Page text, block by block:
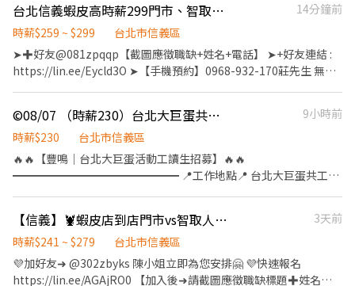
忠孝 - 智取店 忠孝東路五段 信義象山 - 智取店 信義路六段 信義吳興
二 - 智取店 吳興街 HD智取店 免跑點 早班 : 09:00-13:00 時薪 251 午
取店 永吉路357號1樓 ----------------------------------------------
---------------- 有人店 工作內容 處理包裹送收件 搬運✨點貨✨理貨
✨上下架 門市接待✨收銀 店面清潔維護 早班 11:00-17:30 時薪241
晚班 16:15-22:45 時薪241 午班 15:00-19:00 時薪241 假日 11:00-
22:45 時薪241 (停招) 信義虎林店 虎林街 信義吳興店 吳興街 -------
------------------------------------------------------- 勞保 健保 團
保 勞退6% ✨ 溫馨大家庭 歡迎你的加入✨ 快速處理 ✨ 🆔 93_chi501
電話：0983-332-312 小檸 電話可直接搜尋加好友 留下姓名電話 截
圖詢問我唷✨
理包裹櫃位上下架 搬運✨點貨✨理貨✨整理 店面清潔維護 07:00-
13:30(彈性到班5小時) 時薪 259 17:30-22:30(彈性到班5小時) 時薪
279 夜班 23:30-03:30 時薪299 假日早 07:00-12:00 時薪 259 假日晚
17:30-23:30 時薪 279 需支援鄰近店面跑點，跑點距離<10Km "台
北中山" 中山實踐 台北市中山區大直街56號1樓 中山晴光 台北市中
農安街166號1樓 中山長春 台北市中山區長春路197號1樓 中山朱崙
台北市中山區龍江路50之2號1樓 中山中吉 台北市中山區長春路130
15:00-19:0 時薪 251 晚班 : 18:00-22:0 時薪 271 新中山朱馥 - 智取
------ 有人店 工作內容 處理包裹送收件 搬運✨點貨✨理貨✨上下架
門市接待✨收銀 店面清潔維護 早班 11:00-17:30 時薪241 晚班
22:45 時薪241 (停招) 中山龍江店 龍江路 中山林森店 林森北路 中山
長安店 長安東路二段 中山吉林店 吉林路 ---------------------------
----------------------------------- 電話：0983-332-312 小檸 電話
台北信義蝦皮高時薪299門市、智取店人員/書審免二試/無經驗可/學生可-KO
14分鐘前
時薪$259 ~ $299
台北市信義區
➤✚好友@081zpqqp【截圖應徵職缺+姓名+電話】 ➤+好友連結 :
https://lin.ee/Eycld3O ➤【手機預約】0968-932-170莊先生 無經
人員薪資待遇 : 全-月30000元起 / 兼職-時241元 ✈ 無人智取店人員
薪資待遇 : 兼職-(早、午、全天班)時:259元、晚班時:279(含晚班獎
金20/H)、夜班時:299(含夜班獎金40/H) ✈ 休假福利 : 排休制 門市人
員工作內容如下： 1. 協助區經理執行門市營運、維護 2. 負責包裹收
護作業 6. 配合調店、門市支援 智取店工作內容如下 : 1. 協助門市營
運：包裹收寄、搬運、盤點、理貨、上架等 2. 維持門市作業區環
外) 早、午、全天班兼職人員每日工作門店會分在3-5間門市排班 晚
©️08/07 （時薪230）台北大巨蛋共工視訊器材卸貨安裝進場人員
9小時前
時薪$230
台北市信義區
🔥🔥【豐鳴｜台北大巨蛋活動工讀生招募】🔥🔥
━━━━━━━━━━━━━━━ 📍工作地點📍 台北大巨蛋共工視
━━━━━━━━━━━━━━━ 💵 薪資待遇 ✔ 時薪 230元 ✔ 當
日完工後匯款 ⚠️若是當日23:00後完工，會在隔日24:00前匯出⚠️ ✔
配合度佳者可優先安排後續場次 📋 工作內容 ✔ 協助師傅搬運物品
與視訊器材卸貨安裝進場 ✔ 完成主管交辦事項 🔰 無經驗可 現場皆
【信義】🦞蝦皮店到店門市vs智取人員⚡兼職首選⚡地點任選⚡錄取高GJ
3天前
時薪$241 ~ $279
台北市信義區
💜加好友➜ @302zbyks 陳小姐立即為您安排🤗 💜快速報名
https://lin.ee/AGAjRO0 【加入後➜請截圖應徵職缺標題✚姓名✚